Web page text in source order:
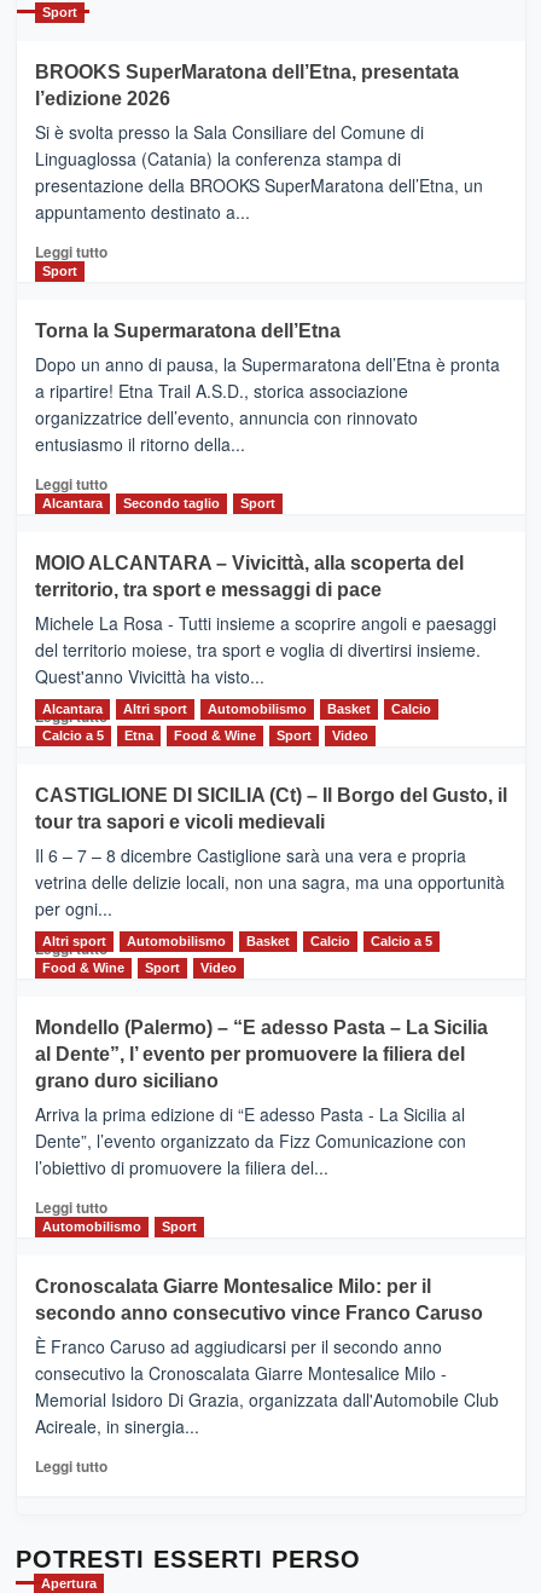
con
la
Al
via
i
collegamenti
Sport
BROOKS SuperMaratona dell’Etna, presentata
l’edizione 2026
Si è svolta presso la Sala Consiliare del Comune di
Linguaglossa (Catania) la conferenza stampa di
presentazione della BROOKS SuperMaratona dell’Etna, un
appuntamento destinato a...
Leggi tuttoLeggi
BROOKS
SuperMaratona
dell’Etna,
presentata
l’edizione
2026
Sport
Torna la Supermaratona dell’Etna
Dopo un anno di pausa, la Supermaratona dell’Etna è pronta
a ripartire! Etna Trail A.S.D., storica associazione
organizzatrice dell’evento, annuncia con rinnovato
entusiasmo il ritorno della...
Leggi tuttoLeggi
Torna
la
Supermaratona
dell’Etna
Alcantara Secondo taglio Sport
MOIO ALCANTARA – Vivicittà, alla scoperta del
territorio, tra sport e messaggi di pace
Michele La Rosa - Tutti insieme a scoprire angoli e paesaggi
del territorio moiese, tra sport e voglia di divertirsi insieme.
Quest'anno Vivicittà ha visto...
Leggi tutto Leggi
MOIO
ALCANTARA
–
Vivicittà,
alla
scoperta
del
territorio,
e
messaggi
di
Alcantara Altri sport Automobilismo Basket
Calcio
Calcio a 5
Etna Food & Wine Sport Video
CASTIGLIONE DI SICILIA (Ct) – Il Borgo del Gusto, il
tour tra sapori e vicoli medievali
Il 6 – 7 – 8 dicembre Castiglione sarà una vera e propria
vetrina delle delizie locali, non una sagra, ma una opportunità
per ogni...
Leggi tuttoLeggi
di
CASTIGLIONE
DI
SICILIA
(Ct)
–
Il
Borgo
Gusto,
il
tra
sapori
vicoli
medievali
Altri sport Automobilismo Basket Calcio
Calcio a 5
Food & Wine
Sport Video
Mondello (Palermo) – “E adesso Pasta – La Sicilia
al Dente”, l’ evento per promuovere la filiera del
grano duro siciliano
Arriva la prima edizione di “E adesso Pasta - La Sicilia al
Dente”, l’evento organizzato da Fizz Comunicazione con
l’obiettivo di promuovere la filiera del...
Leggi tuttoLeggi
di
Mondello
(Palermo)
–
“E
adesso
Pasta
–
Sicilia
l’
evento
Automobilismo Sport
Cronoscalata Giarre Montesalice Milo: per il
secondo anno consecutivo vince Franco Caruso
È Franco Caruso ad aggiudicarsi per il secondo anno
consecutivo la Cronoscalata Giarre Montesalice Milo -
Memorial Isidoro Di Grazia, organizzata dall'Automobile Club
Acireale, in sinergia...
Leggi tuttoLeggi
Cronoscalata
POTRESTI ESSERTI PERSO
Apertura